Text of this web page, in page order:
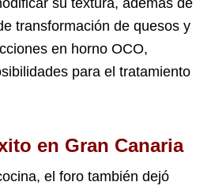
transformación de quesos y
en horno OCO,
para el tratamiento
en Gran Canaria
el foro también dejó